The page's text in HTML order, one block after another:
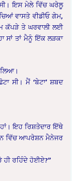
ਇਸ ਮੇਲੇ ਵਿੱਚ ਘਰੇਲੂ
ਵਾਸਤੇ ਵੀਡੀਓ ਗੇਮ,
ਕੱਪੜੇ ਤੇ ਘਰਵਾਲੀ ਲਈ
ਸਾਂ ਤਾਂ ਮੈਨੂੰ ਇੱਕ ਲੜਕਾ
ਸੀ। ਮੈਂ ‘ਬੇਟਾ’ ਸ਼ਬਦ
ਇਹ ਰਿਸ਼ਤੇਦਾਰ ਇੱਥੇ
ਵਿੱਚ ਆਪਰੇਸ਼ਨ ਮੈਨੇਜਰ
ਹੀ ਰਹਿੰਦੇ ਹੋਈਏ?”